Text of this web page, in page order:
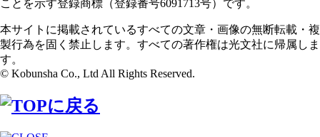
ことを示す登録商標（登録番号6091713号）です。
本サイトに掲載されているすべての文章・画像の無断転載・複
製行為を固く禁止します。すべての著作権は光文社に帰属しま
す。
© Kobunsha Co., Ltd All Rights Reserved.